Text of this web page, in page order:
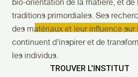
Facebook Linkedin
TROUVER L'INSTITUT
bio-orientation de la matière, et de
traditions primordiales. Ses
des matériaux et leur influence sur
continuent d’inspirer et de
les individus.